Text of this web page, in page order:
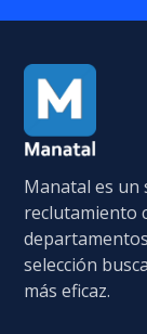
Manatal es un
reclutamiento
selección
más eficaz.